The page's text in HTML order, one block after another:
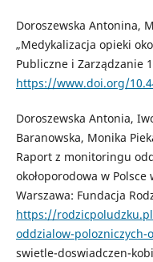
Doroszewska Antonina,
„Medykalizacja opieki
Publiczne i Zarządzanie
https://www.doi.org/
Doroszewska Antonia,
Baranowska, Monika
Raport z monitoringu
okołoporodowa w
Warszawa: Fundacja
https://
oddzialow-polozniczych-
swietle-doswiadczen-